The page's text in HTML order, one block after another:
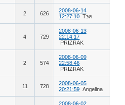
2 626
2008-06-14
12:27:10 Тэя
4 729
2008-06-13
22:14:17
PRIZRAK
2 574
2008-06-09
22:58:46
PRIZRAK
11 728
2008-06-05
20:21:59 Angelina
2008-06-02